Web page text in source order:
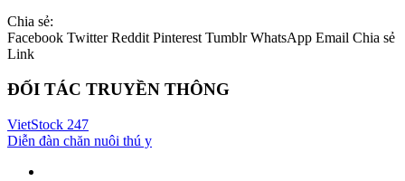
Chia sẻ:
Facebook Twitter Reddit Pinterest Tumblr WhatsApp Email Chia sẻ
Link
ĐỐI TÁC TRUYỀN THÔNG
VietStock 247
Diễn đàn chăn nuôi thú y